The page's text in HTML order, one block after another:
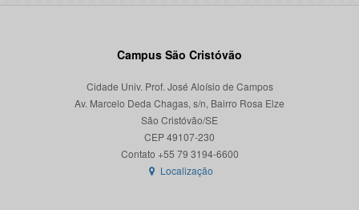
Campus São Cristóvão
Cidade Univ. Prof. José Aloísio de Campos
Av. Marcelo Deda Chagas, s/n, Bairro Rosa Elze
São Cristóvão/SE
CEP 49107-230
Localização